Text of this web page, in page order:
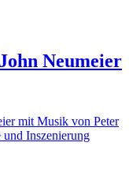
Neumeier
mit Musik von Peter
Inszenierung